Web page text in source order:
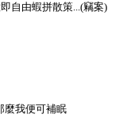
自由蝦拼散策...(竊案)
麼我便可補眠